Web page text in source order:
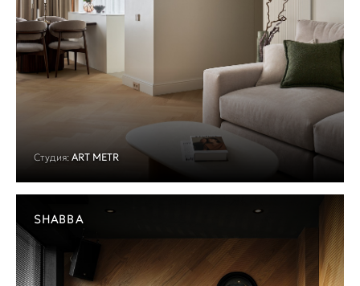
Студия: ART METR
SHABBA